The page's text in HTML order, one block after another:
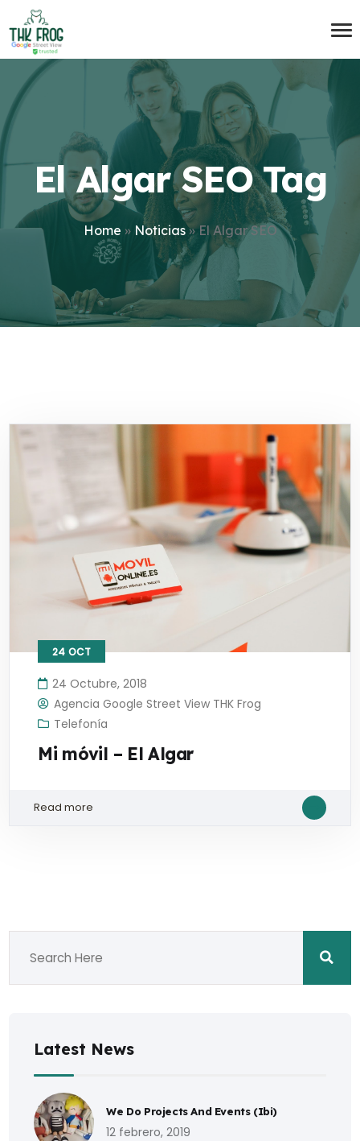
El Algar SEO Tag
Home » Noticias»El Algar SEO
24 OCT
24 Octubre, 2018
Agencia Google Street View THK Frog
Telefonía
Mi móvil – El Algar
Read more
Latest News
We Do Projects And Events (Ibi)
12 febrero, 2019